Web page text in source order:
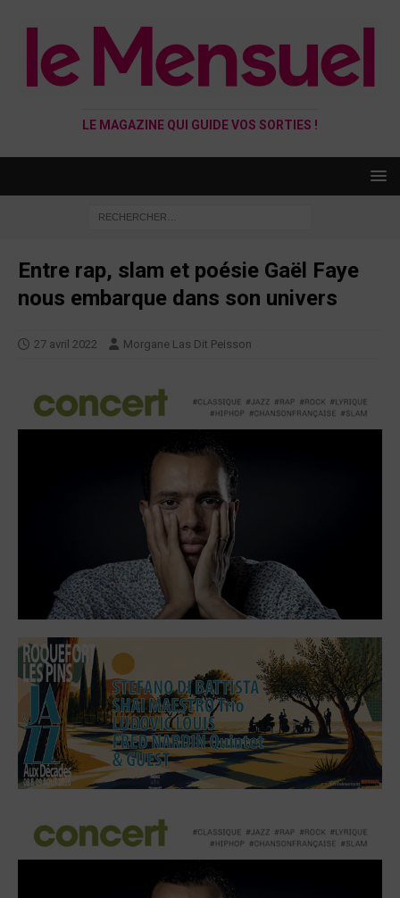
LE MAGAZINE QUI GUIDE VOS SORTIES !
Entre rap, slam et poésie Gaël Faye
nous embarque dans son univers
27 avril 2022 Morgane Las Dit Peisson